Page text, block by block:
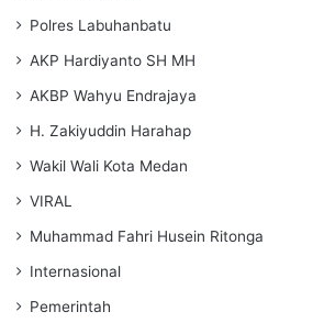
Polres Labuhanbatu
AKP Hardiyanto SH MH
AKBP Wahyu Endrajaya
H. Zakiyuddin Harahap
Wakil Wali Kota Medan
VIRAL
Muhammad Fahri Husein Ritonga
Internasional
Pemerintah